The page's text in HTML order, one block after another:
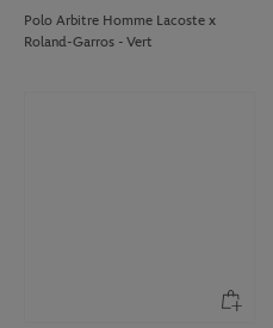
Polo Arbitre Homme Lacoste x
Roland-Garros - Vert